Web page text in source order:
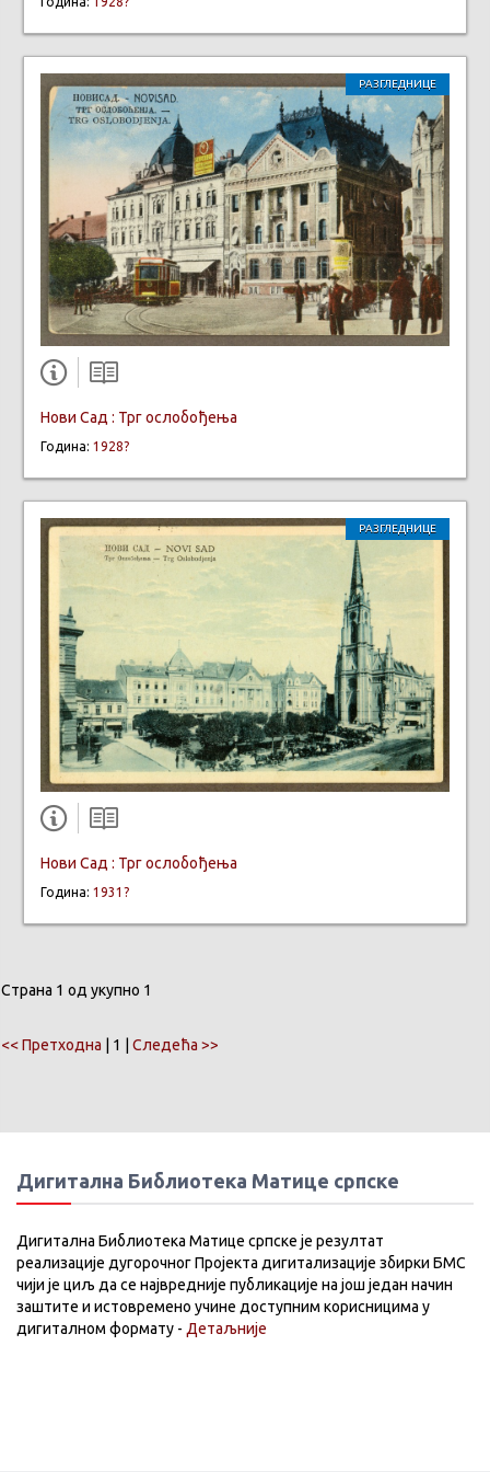
РАЗГЛЕДНИЦЕ
Нови Сад : Трг ослобођења
Година: 1928?
РАЗГЛЕДНИЦЕ
Нови Сад : Трг oслобођења
Година: 1931?
Страна 1 од укупно 1
<< Претходна | 1 | Следећа >>
Дигитална Библиотека Матице српске
Дигитална Библиотека Матице српске је резултат
реализације дугорочног Пројекта дигитализације збирки БМС
чији је циљ да се највредније публикације на још један начин
заштите и истовремено учине доступним корисницима у
дигиталном формату - Детаљније